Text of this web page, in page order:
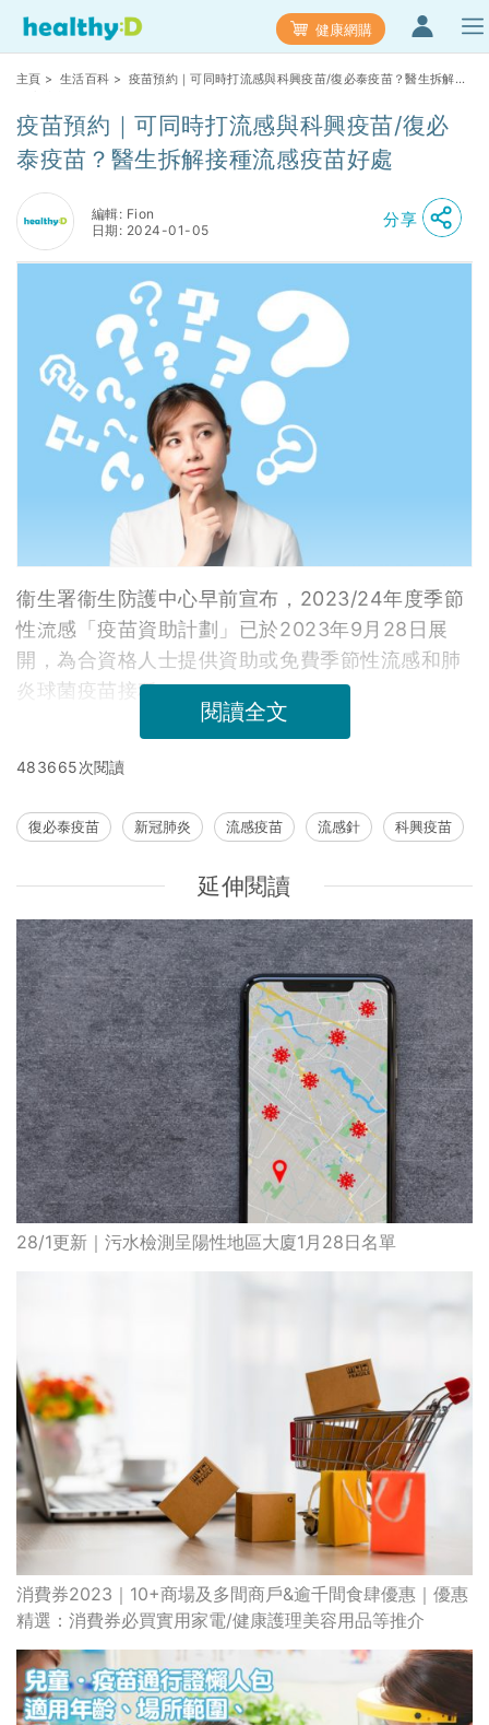
健康網購
主頁 > 生活百科 > 疫苗預約｜可同時打流感與科興疫苗/復必泰疫苗？醫生拆解接
疫苗預約｜可同時打流感與科興疫苗/復必
泰疫苗？醫生拆解接種流感疫苗好處
編輯: Fion
日期: 2024-01-05
分享
衞生署衞生防護中心早前宣布，2023/24年度季節
性流感「疫苗資助計劃」已於2023年9月28日展
開，為合資格人士提供資助或免費季節性流感和肺
炎球菌疫苗接種。
閱讀全文
483665次閱讀
復必泰疫苗 新冠肺炎 流感疫苗 流感針 科興疫苗
延伸閱讀
28/1更新｜污水檢測呈陽性地區大廈1月28日名單
消費券2023｜10+商場及多間商戶&逾千間食肆優惠｜優惠
精選：消費券必買實用家電/健康護理美容用品等推介